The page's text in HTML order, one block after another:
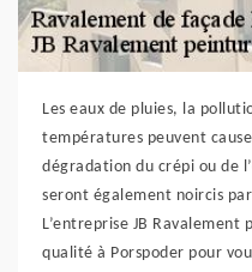
Les eaux de pluies, la
températures peuvent
dégradation du crépi ou de
seront également noircis
L’entreprise JB
qualité à Porspoder pour